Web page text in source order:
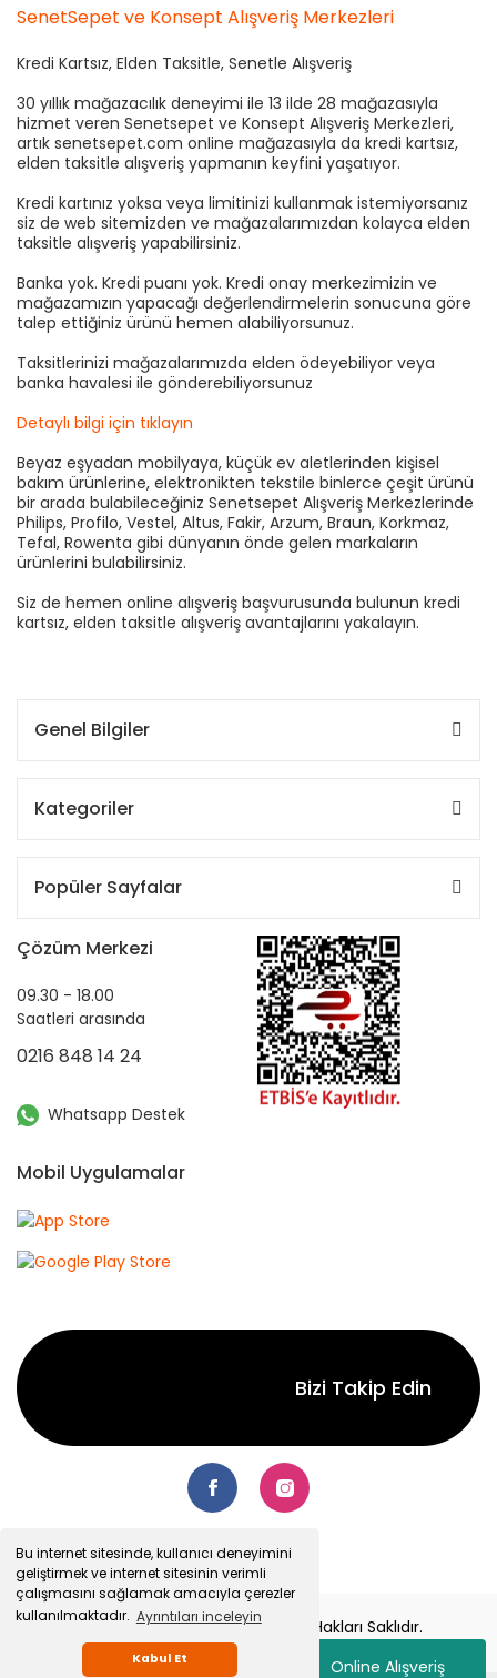
Bu internet sitesinde, kullanıcı deneyimini
geliştirmek ve internet sitesinin verimli
çalışmasını sağlamak amacıyla çerezler
kullanılmaktadır. Ayrıntıları inceleyin
Kabul Et Online Alışveriş
SenetSepet ve Konsept Alışveriş Merkezleri
Kredi Kartsız, Elden Taksitle, Senetle Alışveriş
30 yıllık mağazacılık deneyimi ile 13 ilde 28 mağazasıyla
hizmet veren Senetsepet ve Konsept Alışveriş Merkezleri,
artık senetsepet.com online mağazasıyla da kredi kartsız,
elden taksitle alışveriş yapmanın keyfini yaşatıyor.
Kredi kartınız yoksa veya limitinizi kullanmak istemiyorsanız
siz de web sitemizden ve mağazalarımızdan kolayca elden
taksitle alışveriş yapabilirsiniz.
Banka yok. Kredi puanı yok. Kredi onay merkezimizin ve
mağazamızın yapacağı değerlendirmelerin sonucuna göre
talep ettiğiniz ürünü hemen alabiliyorsunuz.
Taksitlerinizi mağazalarımızda elden ödeyebiliyor veya
banka havalesi ile gönderebiliyorsunuz
Detaylı bilgi için tıklayın
Beyaz eşyadan mobilyaya, küçük ev aletlerinden kişisel
bakım ürünlerine, elektronikten tekstile binlerce çeşit ürünü
bir arada bulabileceğiniz Senetsepet Alışveriş Merkezlerinde
Philips, Profilo, Vestel, Altus, Fakir, Arzum, Braun, Korkmaz,
Tefal, Rowenta gibi dünyanın önde gelen markaların
ürünlerini bulabilirsiniz.
Siz de hemen online alışveriş başvurusunda bulunun kredi
kartsız, elden taksitle alışveriş avantajlarını yakalayın.
Genel Bilgiler
Kategoriler
Popüler Sayfalar
Çözüm Merkezi
09.30 - 18.00
Saatleri arasında
0216 848 14 24
Whatsapp Destek
Mobil Uygulamalar
Bizi Takip Edin
© 2022 Senetsepet.com. Tüm Hakları Saklıdır.